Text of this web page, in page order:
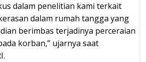
dalam penelitian kami terkait
dalam rumah tangga yang
berimbas terjadinya perceraian
korban,” ujarnya saat